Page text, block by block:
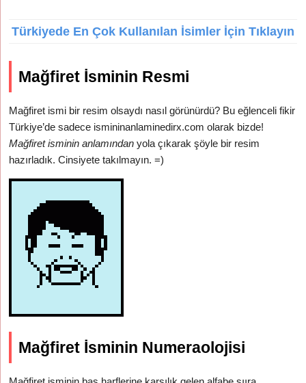
Türkiyede En Çok Kullanılan İsimler İçin Tıklayın
Mağfiret İsminin Resmi
Mağfiret ismi bir resim olsaydı nasıl görünürdü? Bu eğlenceli fikir
Türkiye’de sadece ismininanlaminedirx.com olarak bizde!
Mağfiret isminin anlamından yola çıkarak şöyle bir resim
hazırladık. Cinsiyete takılmayın. =)
Mağfiret İsminin Numeraolojisi